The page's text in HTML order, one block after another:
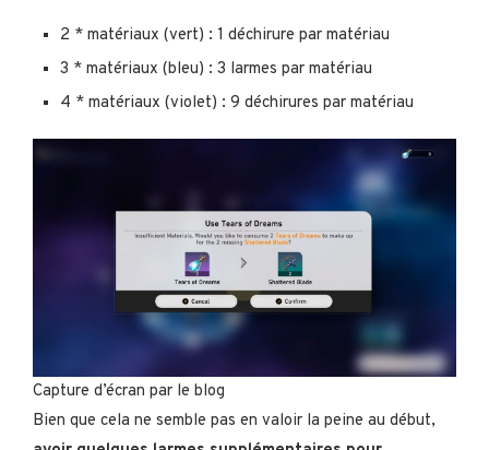
2 * matériaux (vert) : 1 déchirure par matériau
3 * matériaux (bleu) : 3 larmes par matériau
4 * matériaux (violet) : 9 déchirures par matériau
Capture d’écran par le blog
Bien que cela ne semble pas en valoir la peine au début,